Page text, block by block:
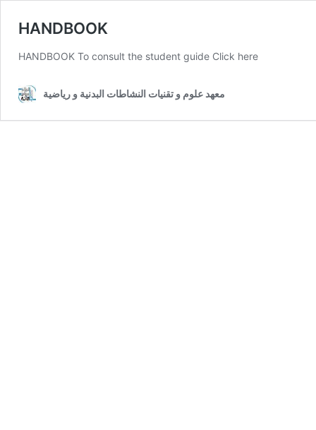
HANDBOOK
HANDBOOK To consult the student guide Click here
معهد علوم و تقنيات النشاطات البدنية و رياضية